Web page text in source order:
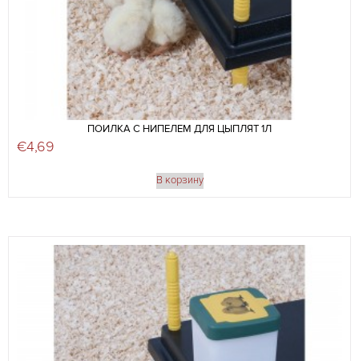
ПОИЛКА С НИПЕЛЕМ ДЛЯ ЦЫПЛЯТ 1Л
€4,69
В корзину